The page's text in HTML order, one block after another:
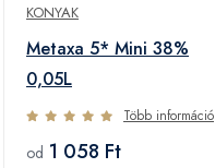
KONYAK
Metaxa 5* Mini 38%
0,05L
Több információ
od 1 058 Ft